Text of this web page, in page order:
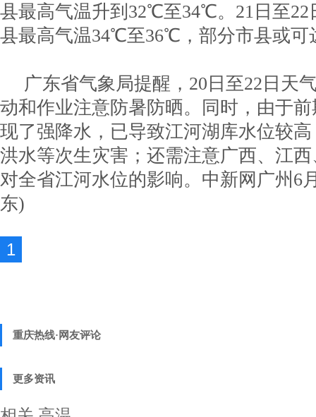
县最高气温升到32℃至34℃。21日至22
县最高气温34℃至36℃，部分市县或
广东省气象局提醒，20日至22日天
动和作业注意防暑防晒。同时，由于
现了强降水，已导致江河湖库水位较
洪水等次生灾害；还需注意广西、江
对全省江河水位的影响。 中新网广州6
东)
1
重庆热线·网友评论
更多资讯